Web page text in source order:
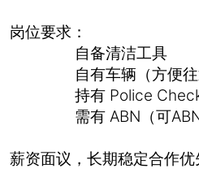
岗位要求：
自备清洁工具
自有车辆（方便往
持有 Police
需有 ABN（可ABN或
薪资面议，长期稳定合作优